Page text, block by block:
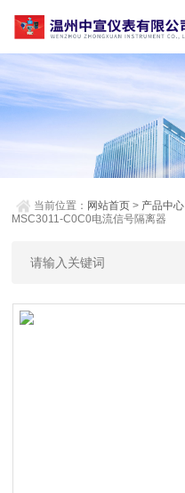
当前位置： 网站首页 > 产品中心
MSC3011-C0C0电流信号隔离器